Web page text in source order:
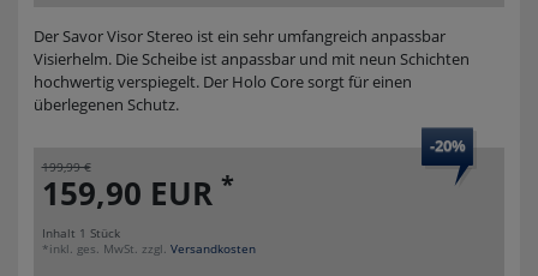
Der Savor Visor Stereo ist ein sehr umfangreich anpassbar
Visierhelm. Die Scheibe ist anpassbar und mit neun Schichten
hochwertig verspiegelt. Der Holo Core sorgt für einen
überlegenen Schutz.
-20%
199,99 €
159,90 EUR *
Inhalt 1 Stück
*inkl. ges. MwSt. zzgl. Versandkosten